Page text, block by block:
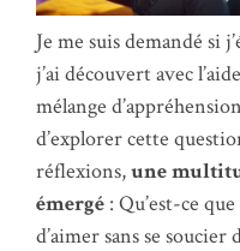
Je me suis demandé si
j’ai découvert avec
mélange
d’explorer cette
réflexions,une
émergé : Qu’est-ce
d’aimer sans se soucier